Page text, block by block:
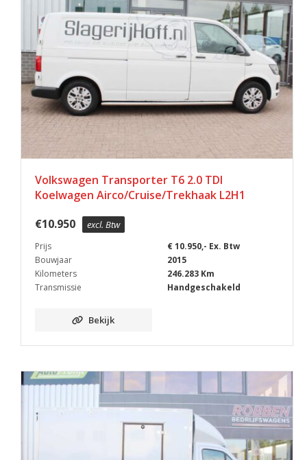
Volkswagen Transporter T6 2.0 TDI
Koelwagen Airco/Cruise/Trekhaak L2H1
€10.950 excl. Btw
Prijs
€ 10.950,- Ex. Btw
Bouwjaar
2015
Kilometers
246.283 Km
Transmissie
Handgeschakeld
Bekijk